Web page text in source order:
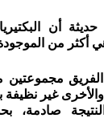
أن
هي أكثر من
والأخرى غير
صادمة،